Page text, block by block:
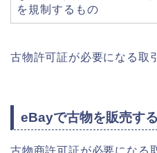
を規制するもの
古物許可証が必要になる取
eBayで古物を販売す
古物商許可証が必要になる